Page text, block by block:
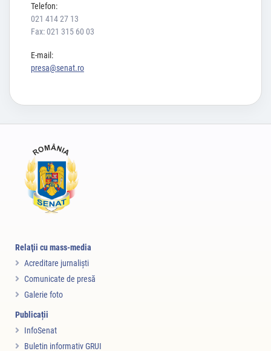
Telefon:
021 414 27 13
Fax: 021 315 60 03
E-mail:
presa@senat.ro
Relaţii cu mass-media
Acreditare jurnalişti
Comunicate de presă
Galerie foto
Publicații
InfoSenat
Buletin informativ GRUI